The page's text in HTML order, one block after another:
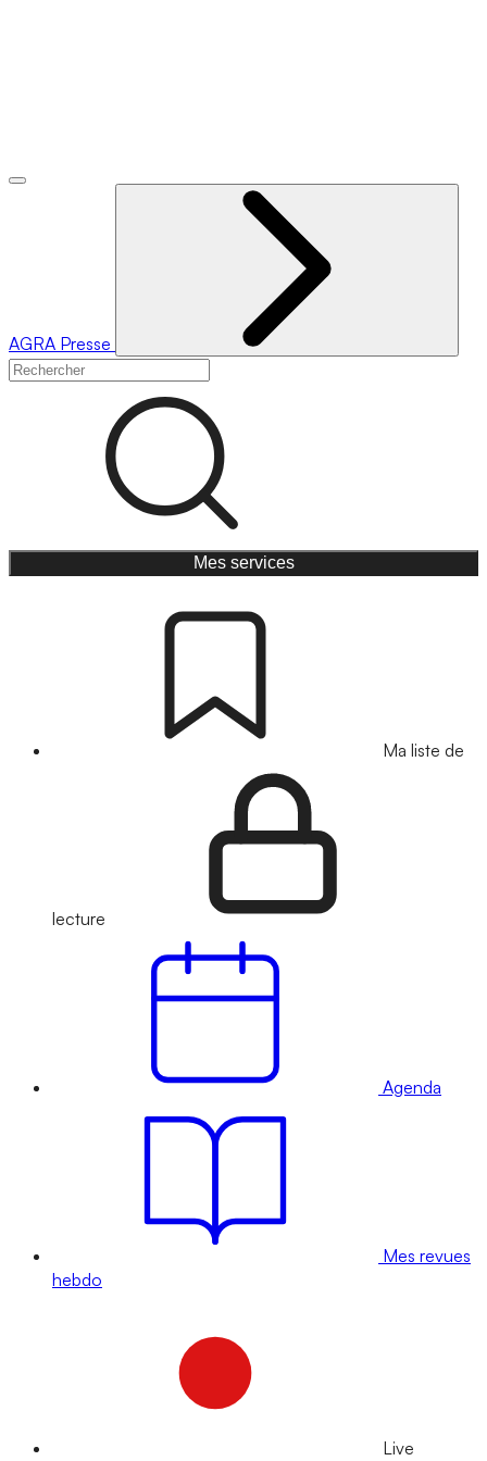
AGRA Presse
Mes services
Ma liste de
lecture
Agenda
Mes revues
hebdo
Live